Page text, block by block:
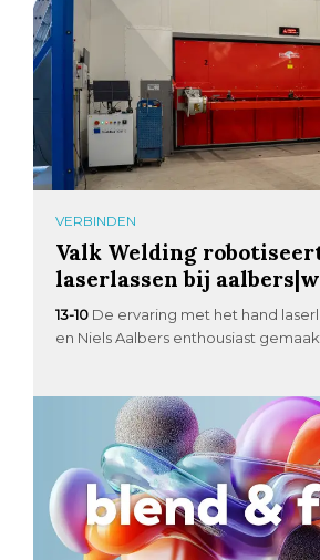
VERBINDEN
Valk Welding
laserlassen bij
13-10 De ervaring met het hand
en Niels Aalbers enthousiast